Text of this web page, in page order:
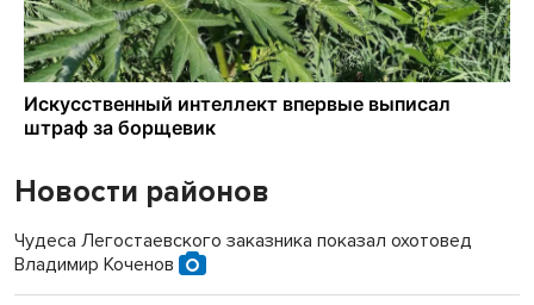
Новости районов
Чудеса Легостаевского заказника показал охотовед
Владимир Коченов